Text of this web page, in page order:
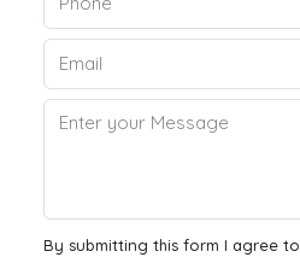
By submitting this form I agree to